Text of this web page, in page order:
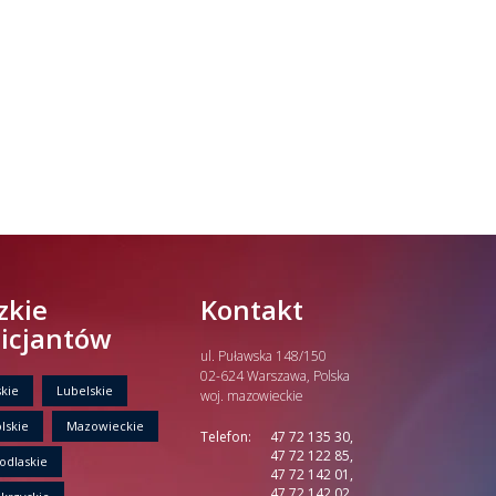
Lubelskie
Mazowieckie
Kontakt
ul. Puławska 148/150
02-624 Warszawa, Polska
woj. mazowieckie
Telefon:
47 72 135 30,
47 72 122 85,
47 72 142 01,